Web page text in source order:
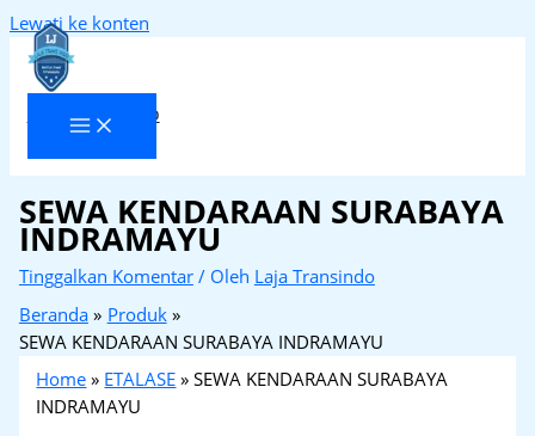
Lewati ke konten
Laja Transindo
SEWA KENDARAAN SURABAYA
INDRAMAYU
Tinggalkan Komentar / Oleh Laja Transindo
Beranda
Produk
SEWA KENDARAAN SURABAYA INDRAMAYU
Home » ETALASE »SEWA KENDARAAN SURABAYA
INDRAMAYU